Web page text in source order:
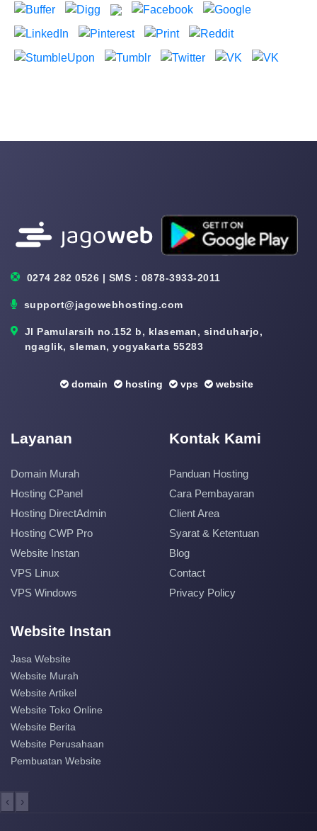
0274 282 0526 | SMS : 0878-3933-2011
support@jagowebhosting.com
Jl Pamularsih no.152 b, klaseman, sinduharjo,
ngaglik, sleman, yogyakarta 55283
domain hosting vps website
Layanan
Domain Murah
Hosting CPanel
Hosting DirectAdmin
Hosting CWP Pro
Website Instan
VPS Linux
VPS Windows
Kontak Kami
Panduan Hosting
Cara Pembayaran
Client Area
Syarat & Ketentuan
Blog
Contact
Privacy Policy
Website Instan
Jasa Website
Website Murah
Website Artikel
Website Toko Online
Website Berita
Website Perusahaan
Pembuatan Website
‹ ›